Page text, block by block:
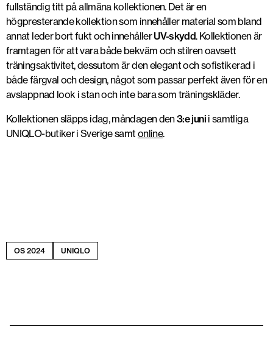
fullständig titt på allmäna kollektionen. Det är en
högpresterande kollektion som innehåller material som bland
annat leder bort fukt och innehållerUV-skydd. Kollektionen är
framtagen för att vara både bekväm och stilren oavsett
träningsaktivitet, dessutom är den elegant och sofistikerad i
både färgval och design, något som passar perfekt även för en
avslappnad look i stan och inte bara som träningskläder.
Kollektionen släpps idag, måndagen den3:e junii samtliga
UNIQLO-butiker i Sverige samt online.
OS 2024 UNIQLO